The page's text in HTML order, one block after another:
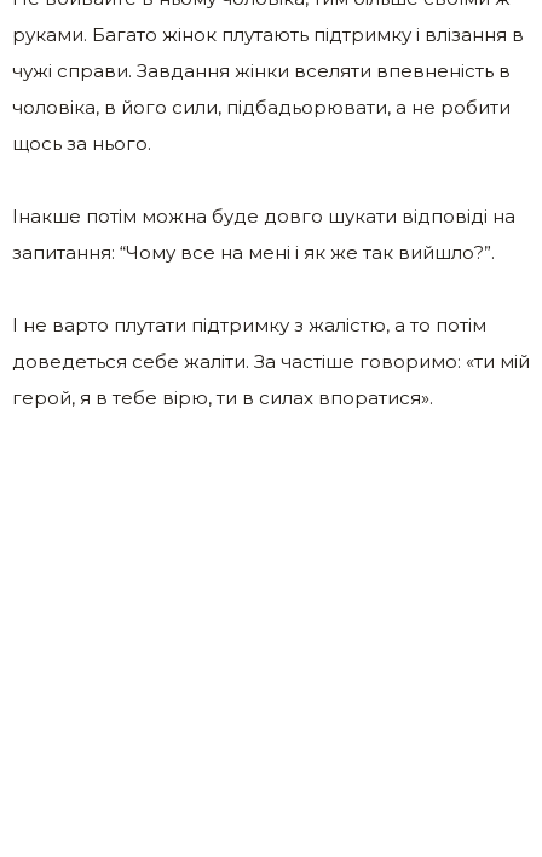
руками. Багато жінок плутають підтримку і влізання в
чужі справи. Завдання жінки вселяти впевненість в
чоловіка, в його сили, підбадьорювати, а не робити
щось за нього.
Інакше потім можна буде довго шукати відповіді на
запитання: “Чому все на мені і як же так вийшло?”.
І не варто плутати підтримку з жалістю, а то потім
доведеться себе жаліти. За частіше говоримо: «ти мій
герой, я в тебе вірю, ти в силах впоратися».